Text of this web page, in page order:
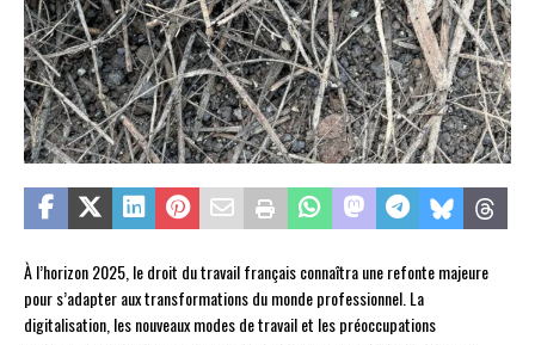
À l’horizon 2025, le droit du travail français connaîtra une refonte majeure
pour s’adapter aux transformations du monde professionnel. La
digitalisation, les nouveaux modes de travail et les préoccupations